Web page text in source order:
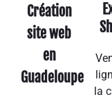
Création
site web
en
Guadeloupe
la